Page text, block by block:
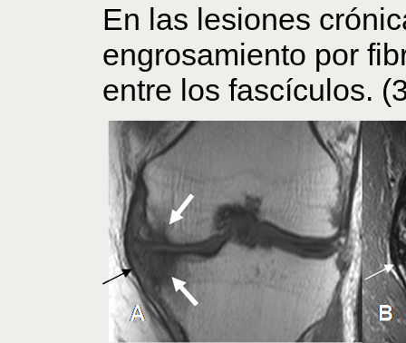
En las lesiones
engrosamiento por
entre los fascículos.